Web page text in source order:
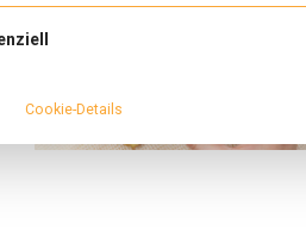
für die eine Einwilligung
Cookie-Details